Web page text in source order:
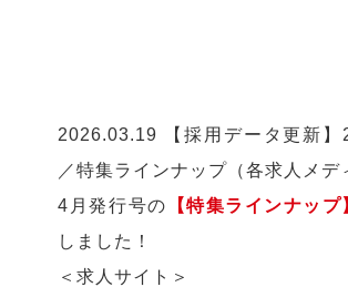
2026.03.19
【採用データ更新
／特集ラインナップ（各求人メデ
4月発行号の 【特集ラインナップ
しました！
＜求人サイト＞